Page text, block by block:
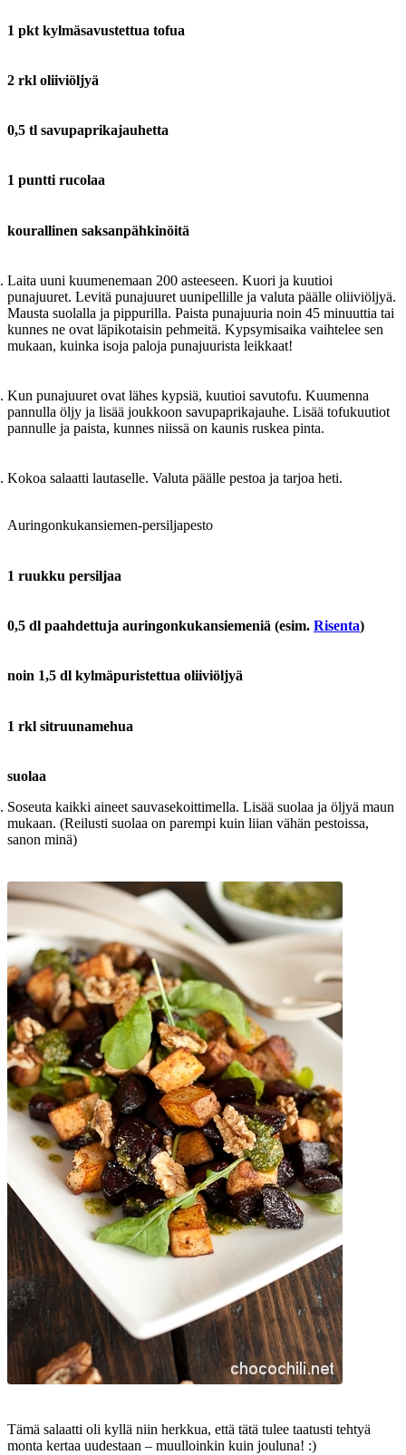
1 pkt kylmäsavustettua tofua
2 rkl oliiviöljyä
0,5 tl savupaprikajauhetta
1 puntti rucolaa
kourallinen saksanpähkinöitä
Laita uuni kuumenemaan 200 asteeseen. Kuori ja kuutioi
punajuuret. Levitä punajuuret uunipellille ja valuta päälle oliiviöljyä.
Mausta suolalla ja pippurilla. Paista punajuuria noin 45 minuuttia tai
kunnes ne ovat läpikotaisin pehmeitä. Kypsymisaika vaihtelee sen
mukaan, kuinka isoja paloja punajuurista leikkaat!
Kun punajuuret ovat lähes kypsiä, kuutioi savutofu. Kuumenna
pannulla öljy ja lisää joukkoon savupaprikajauhe. Lisää tofukuutiot
pannulle ja paista, kunnes niissä on kaunis ruskea pinta.
Kokoa salaatti lautaselle. Valuta päälle pestoa ja tarjoa heti.
Auringonkukansiemen-persiljapesto
1 ruukku persiljaa
0,5 dl paahdettuja auringonkukansiemeniä (esim. Risenta)
noin 1,5 dl kylmäpuristettua oliiviöljyä
1 rkl sitruunamehua
suolaa
Soseuta kaikki aineet sauvasekoittimella. Lisää suolaa ja öljyä maun
mukaan. (Reilusti suolaa on parempi kuin liian vähän pestoissa,
sanon minä)
Tämä salaatti oli kyllä niin herkkua, että tätä tulee taatusti tehtyä
monta kertaa uudestaan – muulloinkin kuin jouluna! :)